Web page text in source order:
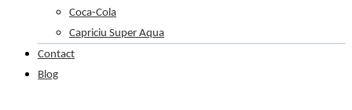
Coca-Cola
Capriciu Super Aqua
Contact
Blog